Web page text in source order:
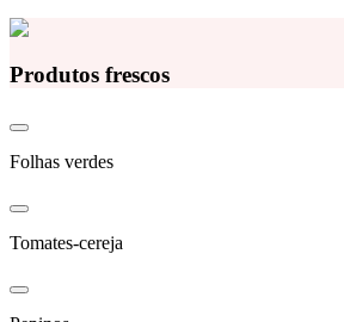
Produtos frescos
Folhas verdes
Tomates-cereja